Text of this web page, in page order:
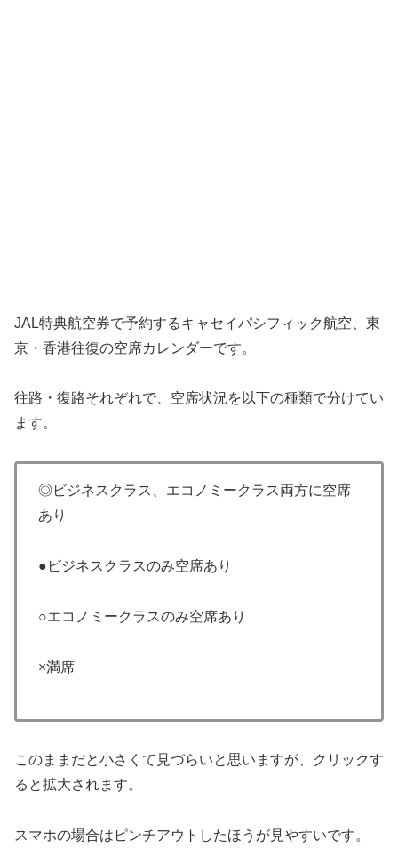
JAL特典航空券で予約するキャセイパシフィック航空、東
京・香港往復の空席カレンダーです。
往路・復路それぞれで、空席状況を以下の種類で分けてい
ます。
◎ビジネスクラス、エコノミークラス両方に空席
あり
●ビジネスクラスのみ空席あり
○エコノミークラスのみ空席あり
×満席
このままだと小さくて見づらいと思いますが、クリックす
ると拡大されます。
スマホの場合はピンチアウトしたほうが見やすいです。